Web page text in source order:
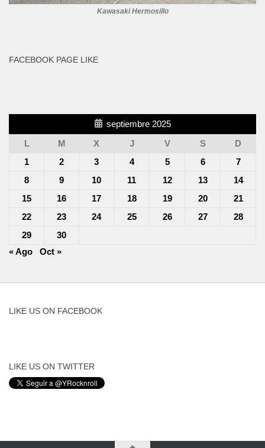
Kawasaki Hermosillo
FACEBOOK PAGE LIKE
septiembre 2025
L
M X J V S
D
1
2 3 4 5 6
7
8
9 10 11 12 13
14
15
16 17 18 19 20
21
22
23 24 25 26 27
28
29
30
« Ago
Oct »
LIKE US ON FACEBOOK
LIKE US ON TWITTER